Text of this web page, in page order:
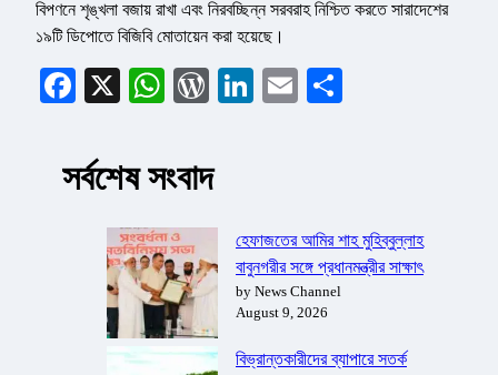
বিপণনে শৃঙ্খলা বজায় রাখা এবং নিরবচ্ছিন্ন সরবরাহ নিশ্চিত করতে সারাদেশের
১৯টি ডিপোতে বিজিবি মোতায়েন করা হয়েছে।
Facebook
X WhatsApp
WordPress
LinkedIn
Email
সর্বশেষ সংবাদ
হেফাজতের আমির শাহ মুহিব্বুল্লাহ
বাবুনগরীর সঙ্গে প্রধানমন্ত্রীর সাক্ষাৎ
by News Channel
August 9, 2026
বিভ্রান্তকারীদের ব্যাপারে সতর্ক